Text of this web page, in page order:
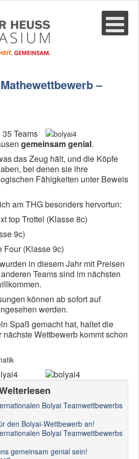
–
Teams
gemeinsam genial.
das Zeug hält, und die Köpfe
bei denen sie ihre
Fähigkeiten unter Beweis
am THG besonders hervortun:
top Trottel (Klasse 8c)
9c)
Four (Klasse 9c)
in diesem Jahr mit Preisen
Teams sind im nächsten
können ab sofort auf
werden.
Spaß gemacht hat, haltet die
Wettbewerb kommt schon
Bolyai Teamwettbewerbs
den Bolyai-Wettbewerb an!
Bolyai Teamwettbewerbs
gemeinsam genial sein!